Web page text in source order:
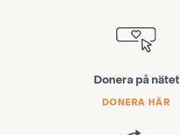
Donera på nätet
DONERA HÄR